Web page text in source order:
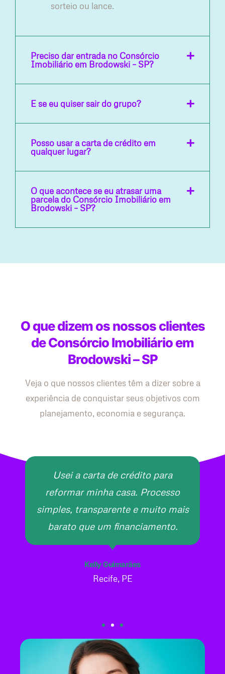
sorteio ou lance.
Preciso dar entrada no Consórcio
Imobiliário em Brodowski – SP?
E se eu quiser sair do grupo?
Posso usar a carta de crédito em
qualquer lugar?
O que acontece se eu atrasar uma
parcela do Consórcio Imobiliário em
Brodowski – SP?
O que dizem os nossos clientes
de Consórcio Imobiliário em
Brodowski – SP
Veja o que nossos clientes têm a dizer sobre a
experiência de conquistar seus objetivos com
planejamento, economia e segurança.
Usei a carta de crédito para
reformar minha casa. Processo
simples, transparente e muito mais
barato que um financiamento.
Kelly Guimarães
Recife, PE